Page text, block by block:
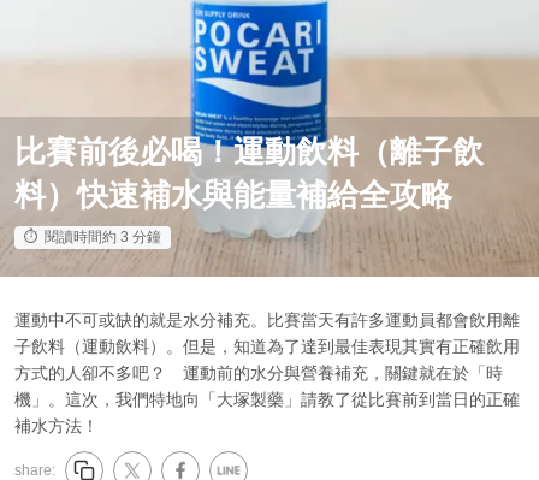
比賽前後必喝！運動飲料（離子飲
料）快速補水與能量補給全攻略
閱讀時間約 3 分鐘
運動中不可或缺的就是水分補充。比賽當天有許多運動員都會飲用離
子飲料（運動飲料）。但是，知道為了達到最佳表現其實有正確飲用
方式的人卻不多吧？ 運動前的水分與營養補充，關鍵就在於「時
機」。這次，我們特地向「大塚製藥」請教了從比賽前到當日的正確
補水方法！
share: